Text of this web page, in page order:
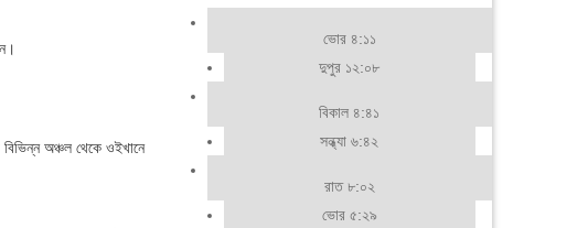
বিভিন্ন অঞ্চল থেকে ওইখানে
ভোর ৪:১১
দুপুর ১২:০৮
বিকাল ৪:৪১
সন্ধ্যা ৬:৪২
রাত ৮:০২
ভোর ৫:২৯